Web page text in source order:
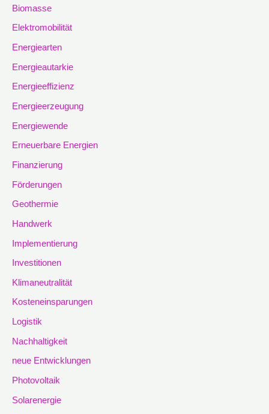
Biomasse
Elektromobilität
Energiearten
Energieautarkie
Energieeffizienz
Energieerzeugung
Energiewende
Erneuerbare Energien
Finanzierung
Förderungen
Geothermie
Handwerk
Implementierung
Investitionen
Klimaneutralität
Kosteneinsparungen
Logistik
Nachhaltigkeit
neue Entwicklungen
Photovoltaik
Solarenergie